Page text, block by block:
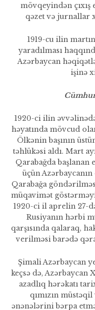
mövqeyindən çıxış
qəzet və jurnallar
1919-cu ilin
yaradılması
Azərbaycan
işinə
1920-ci ilin
həyatında mövcud
Ölkənin başının
təhlükəsi aldı. Mart
Qa­rabağda başlanan
üçün
Qaraba­ğa
müqavimət
1920-ci il aprelin 27-
Rusiyanın hərbi
qarşısında qalaraq,
verilməsi barədə
Şimali Azərbaycan
keçsə də, Azərbaycan
azadlıq hərəkatı
qımızın
ənənələrini bərpa